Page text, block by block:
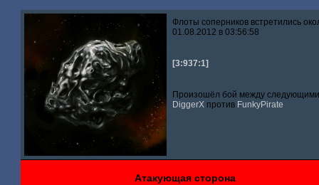
Флоты соперников встретились
01.08.2012 в 03:56:58
[3:937:1]
Произошёл бой между
DiggerX против FunkyPirate
Атакующая сторона